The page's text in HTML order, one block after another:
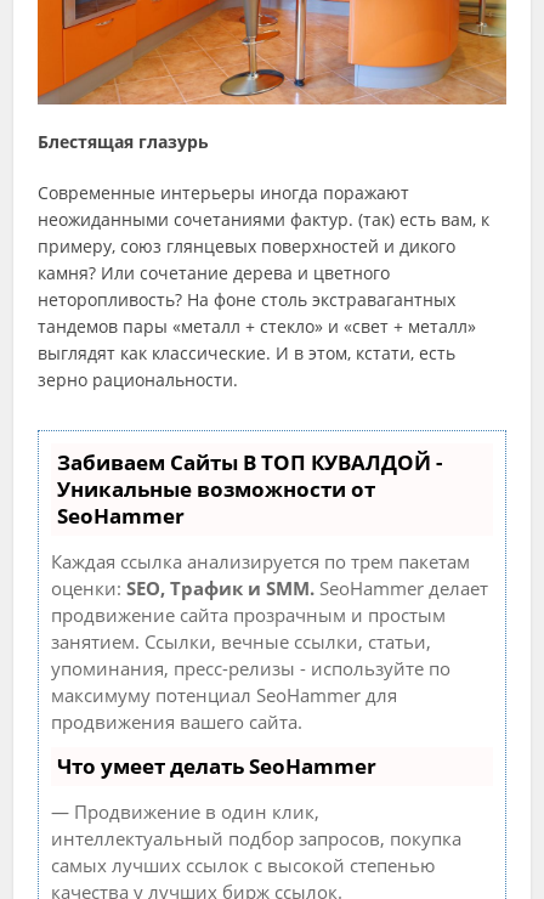
Блестящая глазурь
Современные интерьеры иногда поражают
неожиданными сочетаниями фактур. (так) есть вам, к
примеру, союз глянцевых поверхностей и дикого
камня? Или сочетание дерева и цветного
неторопливость? На фоне столь экстравагантных
тандемов пары «металл + стекло» и «свет + металл»
выглядят как классические. И в этом, кстати, есть
зерно рациональности.
Забиваем Сайты В ТОП КУВАЛДОЙ -
Уникальные возможности от
SeoHammer
Каждая ссылка анализируется по трем пакетам
оценки:SEO, Трафик и SMM. SeoHammer делает
продвижение сайта прозрачным и простым
занятием. Ссылки, вечные ссылки, статьи,
упоминания, пресс-релизы - используйте по
максимуму потенциал SeoHammer для
продвижения вашего сайта.
Что умеет делать SeoHammer
— Продвижение в один клик,
интеллектуальный подбор запросов, покупка
самых лучших ссылок с высокой степенью
качества у лучших бирж ссылок.